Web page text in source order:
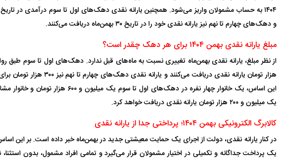
و دهک‌های چهارم تا نهم نیز یارانه نقدی خود را در تاریخ ۳۰ بهمن‌ماه دریافت می‌کنند.
مبلغ یارانه نقدی بهمن ۱۴۰۴ برای هر دهک چقدر است؟
هزار تومان یارانه نقدی دریافت می‌کنند و
این اساس، یک خانوار چهار نفره در دهک‌های اول تا
یک میلیون و ۲۰۰ هزار تومان یارانه نقدی دریافت خواهد کرد.
کالابرگ الکترونیکی بهمن ۱۴۰۴؛ پرداختی جدا از یارانه نقدی
در کنار یارانه نقدی، دولت از اجرای یک حمایت معیشتی جدید در بهمن‌ماه خبر داده است. بر این
یک پرداخت جداگانه و تکمیلی در اختیار مشمولان قرار می‌گیرد و تمامی افراد مشمول، بدون استثنا،
عکس| ماجرای کشف جسد ناشناس که
توسط حیوانات خورده شد
مرگ دلخراش دختر ۱۸ ساله بر اثر برق
گرفتگی
کشته شدند